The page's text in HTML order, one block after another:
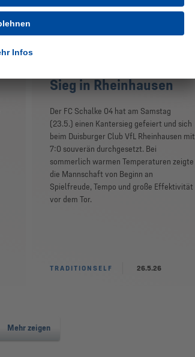
Sieg in Rheinhausen
Der FC Schalke 04 hat am Samstag
(23.5.) einen Kantersieg gefeiert und sich
beim Duisburger Club VfL Rheinhausen mit
7:0 souverän durchgesetzt. Bei
sommerlich warmen Temperaturen zeigte
die Mannschaft von Beginn an
Spielfreude, Tempo und große Effektivität
vor dem Tor.
TRADITIONSELF 26.5.26
Mehr zeigen